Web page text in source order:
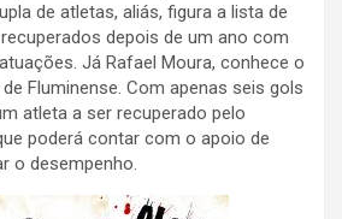
de atletas, aliás, figura a lista de
depois de um ano com
Já Rafael Moura, conhece o
Fluminense. Com apenas seis gols
atleta a ser recuperado pelo
poderá contar com o apoio de
o desempenho.